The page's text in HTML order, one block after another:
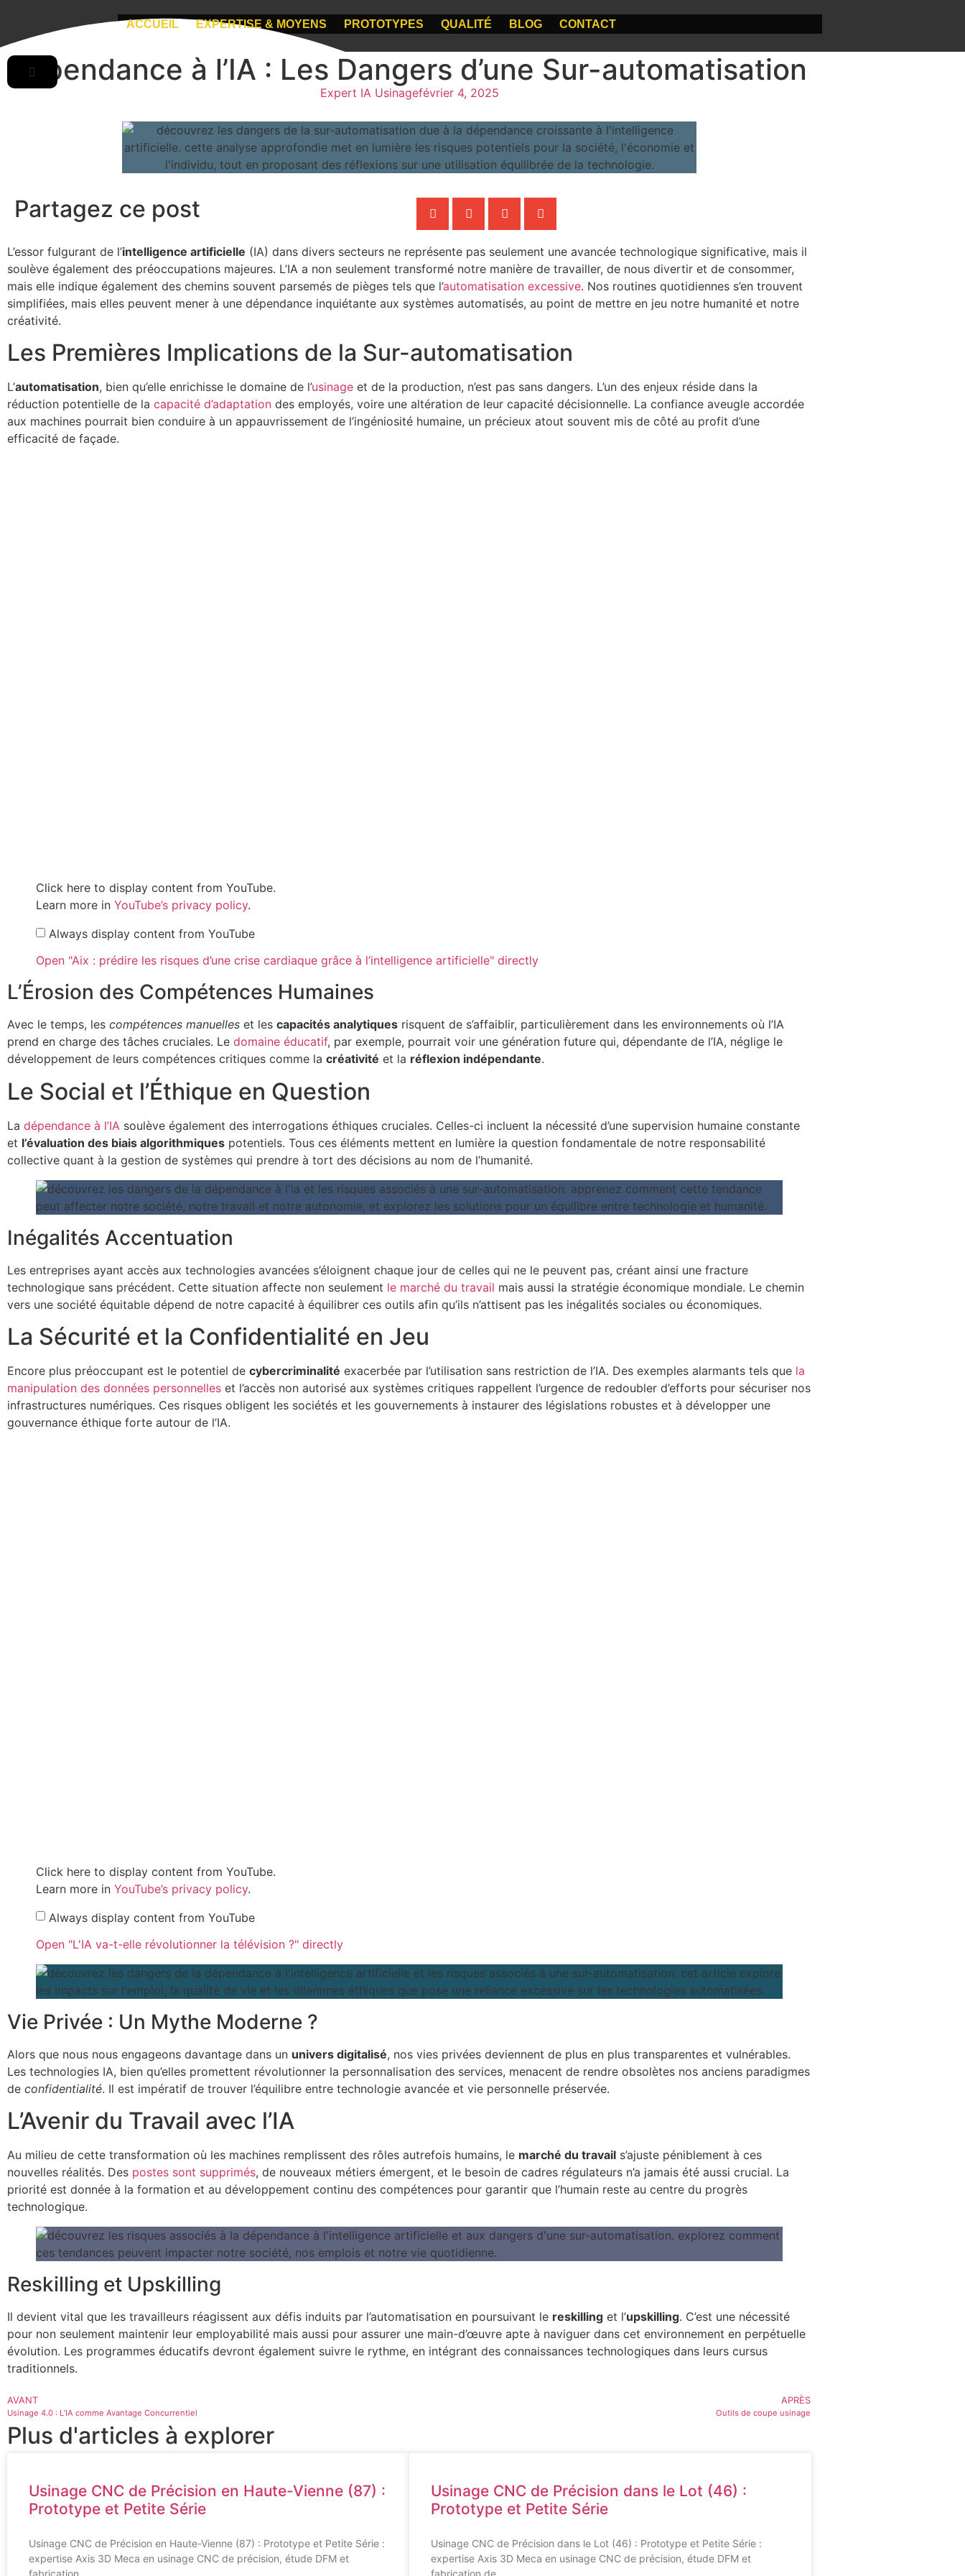
ACCUEIL EXPERTISE & MOYENS PROTOTYPES QUALITÉ BLOG CONTACT
Dépendance à l’IA : Les Dangers d’une Sur-automatisation
Expert IA Usinagefévrier 4, 2025
Partagez ce post
L’essor fulgurant de l’intelligence artificielle (IA) dans divers secteurs ne représente pas seulement une avancée technologique significative, mais il
soulève également des préoccupations majeures. L’IA a non seulement transformé notre manière de travailler, de nous divertir et de consommer,
mais elle indique également des chemins souvent parsemés de pièges tels que l’automatisation excessive. Nos routines quotidiennes s’en trouvent
simplifiées, mais elles peuvent mener à une dépendance inquiétante aux systèmes automatisés, au point de mettre en jeu notre humanité et notre
créativité.
Les Premières Implications de la Sur-automatisation
L’automatisation, bien qu’elle enrichisse le domaine de l’usinage et de la production, n’est pas sans dangers. L’un des enjeux réside dans la
réduction potentielle de la capacité d’adaptation des employés, voire une altération de leur capacité décisionnelle. La confiance aveugle accordée
aux machines pourrait bien conduire à un appauvrissement de l’ingéniosité humaine, un précieux atout souvent mis de côté au profit d’une
efficacité de façade.
Click here to display content from YouTube.
Learn more in YouTube’s privacy policy.
Always display content from YouTube
Open "Aix : prédire les risques d’une crise cardiaque grâce à l’intelligence artificielle" directly
L’Érosion des Compétences Humaines
Avec le temps, les compétences manuelles et les capacités analytiques risquent de s’affaiblir, particulièrement dans les environnements où l’IA
prend en charge des tâches cruciales. Le domaine éducatif, par exemple, pourrait voir une génération future qui, dépendante de l’IA, néglige le
développement de leurs compétences critiques comme la créativité et la réflexion indépendante.
Le Social et l’Éthique en Question
La dépendance à l’IA soulève également des interrogations éthiques cruciales. Celles-ci incluent la nécessité d’une supervision humaine constante
et l’évaluation des biais algorithmiques potentiels. Tous ces éléments mettent en lumière la question fondamentale de notre responsabilité
collective quant à la gestion de systèmes qui prendre à tort des décisions au nom de l’humanité.
Inégalités Accentuation
Les entreprises ayant accès aux technologies avancées s’éloignent chaque jour de celles qui ne le peuvent pas, créant ainsi une fracture
technologique sans précédent. Cette situation affecte non seulement le marché du travail mais aussi la stratégie économique mondiale. Le chemin
vers une société équitable dépend de notre capacité à équilibrer ces outils afin qu’ils n’attisent pas les inégalités sociales ou économiques.
La Sécurité et la Confidentialité en Jeu
Encore plus préoccupant est le potentiel de cybercriminalité exacerbée par l’utilisation sans restriction de l’IA. Des exemples alarmants tels que la
manipulation des données personnelles et l’accès non autorisé aux systèmes critiques rappellent l’urgence de redoubler d’efforts pour sécuriser nos
infrastructures numériques. Ces risques obligent les sociétés et les gouvernements à instaurer des législations robustes et à développer une
gouvernance éthique forte autour de l’IA.
Click here to display content from YouTube.
Learn more in YouTube’s privacy policy.
Always display content from YouTube
Open "L'IA va-t-elle révolutionner la télévision ?" directly
Vie Privée : Un Mythe Moderne ?
Alors que nous nous engageons davantage dans un univers digitalisé, nos vies privées deviennent de plus en plus transparentes et vulnérables.
Les technologies IA, bien qu’elles promettent révolutionner la personnalisation des services, menacent de rendre obsolètes nos anciens paradigmes
de confidentialité. Il est impératif de trouver l’équilibre entre technologie avancée et vie personnelle préservée.
L’Avenir du Travail avec l’IA
Au milieu de cette transformation où les machines remplissent des rôles autrefois humains, le marché du travail s’ajuste péniblement à ces
nouvelles réalités. Des postes sont supprimés, de nouveaux métiers émergent, et le besoin de cadres régulateurs n’a jamais été aussi crucial. La
priorité est donnée à la formation et au développement continu des compétences pour garantir que l’humain reste au centre du progrès
technologique.
Reskilling et Upskilling
Il devient vital que les travailleurs réagissent aux défis induits par l’automatisation en poursuivant le reskilling et l’upskilling. C’est une nécessité
pour non seulement maintenir leur employabilité mais aussi pour assurer une main-d’œuvre apte à naviguer dans cet environnement en perpétuelle
évolution. Les programmes éducatifs devront également suivre le rythme, en intégrant des connaissances technologiques dans leurs cursus
traditionnels.
AVANT
Usinage 4.0 : L’IA comme Avantage Concurrentiel
APRÈS
Outils de coupe usinage
Plus d'articles à explorer
Usinage CNC de Précision en Haute-Vienne (87) :
Prototype et Petite Série
Usinage CNC de Précision en Haute-Vienne (87) : Prototype et Petite Série :
expertise Axis 3D Meca en usinage CNC de précision, étude DFM et
fabrication…
Usinage CNC de Précision dans le Lot (46) :
Prototype et Petite Série
Usinage CNC de Précision dans le Lot (46) : Prototype et Petite Série :
expertise Axis 3D Meca en usinage CNC de précision, étude DFM et
fabrication de …